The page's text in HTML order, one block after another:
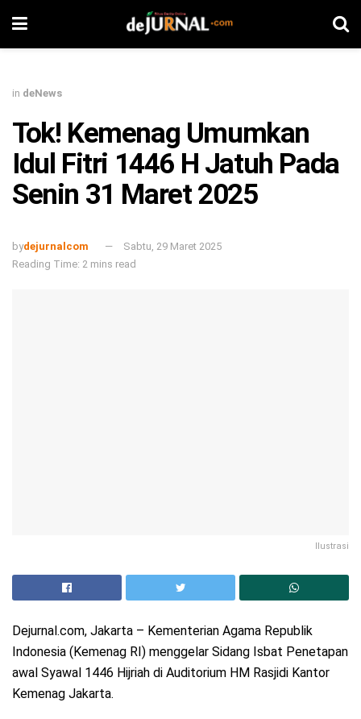
in deNews
Tok! Kemenag Umumkan
Idul Fitri 1446 H Jatuh Pada
Senin 31 Maret 2025
bydejurnalcom
Sabtu, 29 Maret 2025
Reading Time: 2 mins read
Ilustrasi
Dejurnal.com, Jakarta – Kementerian Agama Republik
Indonesia (Kemenag RI) menggelar Sidang Isbat Penetapan
awal Syawal 1446 Hijriah di Auditorium HM Rasjidi Kantor
Kemenag Jakarta.